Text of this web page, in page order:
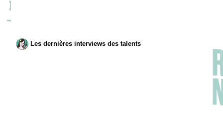
Les dernières interviews des talents